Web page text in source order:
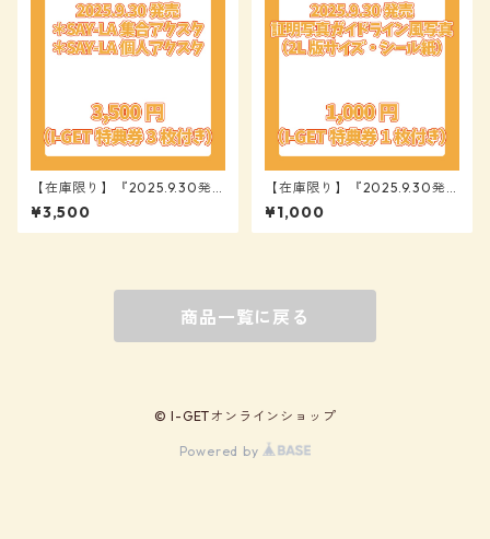
【在庫限り】『2025.9.30発
売 SAY-LA 集合・個人アクス
タ』【SAY-LA】
¥3,500
【在庫限り】『2025.9.30発
売 SAY-LA 咲山しほ 証明写真
ガイドライン風写真』【SAY-L
A】
¥1,000
商品一覧に戻る
© I-GETオンラインショップ
Powered by